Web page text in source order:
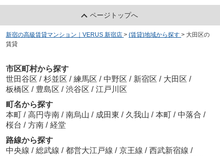
ページトップへ
新宿の高級賃貸マンション｜VERUS 新宿店 > (賃貸)地域から探す > 大田区の
賃貸
市区町村から探す
世田谷区 / 杉並区 / 練馬区 / 中野区 / 新宿区 / 大田区 /
板橋区 / 豊島区 / 渋谷区 / 江戸川区
町名から探す
本町 / 高円寺南 / 南烏山 / 成田東 / 久我山 / 本町 / 中落合 /
桜台 / 方南 / 経堂
路線から探す
中央線 / 総武線 / 都営大江戸線 / 京王線 / 西武新宿線 /